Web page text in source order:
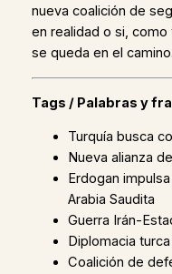
nueva coalición de
en realidad o si,
se queda en el camino.
Tags / Palabras y
Turquía busca
Nueva alianza
Erdogan
Arabia Saudita
Guerra Irán-
Diplomacia
Coalición de